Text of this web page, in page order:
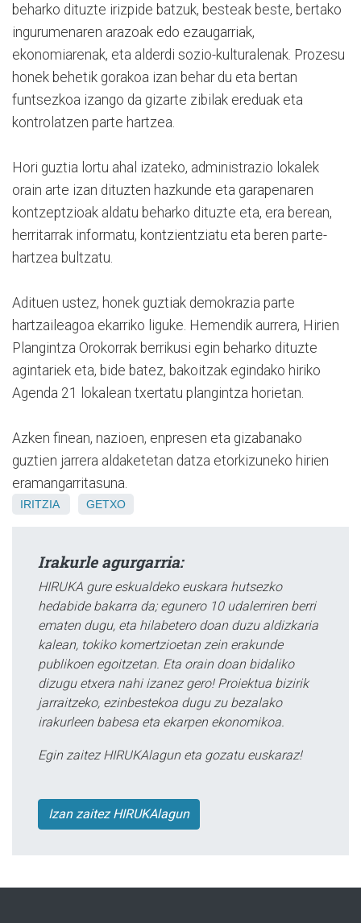
beharko dituzte irizpide batzuk, besteak beste, bertako
ingurumenaren arazoak edo ezaugarriak,
ekonomiarenak, eta alderdi sozio-kulturalenak. Prozesu
honek behetik gorakoa izan behar du eta bertan
funtsezkoa izango da gizarte zibilak ereduak eta
kontrolatzen parte hartzea.
Hori guztia lortu ahal izateko, administrazio lokalek
orain arte izan dituzten hazkunde eta garapenaren
kontzeptzioak aldatu beharko dituzte eta, era berean,
herritarrak informatu, kontzientziatu eta beren parte-
hartzea bultzatu.
Adituen ustez, honek guztiak demokrazia parte
hartzaileagoa ekarriko liguke. Hemendik aurrera, Hirien
Plangintza Orokorrak berrikusi egin beharko dituzte
agintariek eta, bide batez, bakoitzak egindako hiriko
Agenda 21 lokalean txertatu plangintza horietan.
Azken finean, nazioen, enpresen eta gizabanako
guztien jarrera aldaketetan datza etorkizuneko hirien
eramangarritasuna.
IRITZIA GETXO
Irakurle agurgarria:
HIRUKA gure eskualdeko euskara hutsezko
hedabide bakarra da; egunero 10 udalerriren berri
ematen dugu, eta hilabetero doan duzu aldizkaria
kalean, tokiko komertzioetan zein erakunde
publikoen egoitzetan. Eta orain doan bidaliko
dizugu etxera nahi izanez gero! Proiektua bizirik
jarraitzeko, ezinbestekoa dugu zu bezalako
irakurleen babesa eta ekarpen ekonomikoa.
Egin zaitez HIRUKAlagun eta gozatu euskaraz!
Izan zaitez HIRUKAlagun